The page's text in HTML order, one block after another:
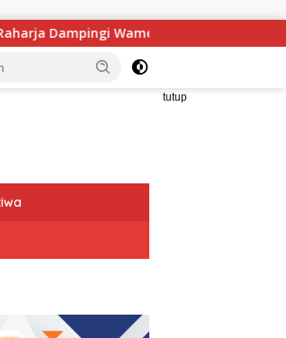
Tinjau Penanganan Korban KM Mutiara
tutup